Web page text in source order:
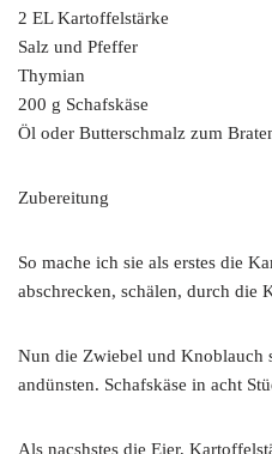
2 EL Kartoffelstärke
Salz und Pfeffer
Thymian
200 g Schafskäse
Öl oder Butterschmalz zum
Zubereitung
So mache ich sie als erstes die
abschrecken, schälen, durch die
Nun die Zwiebel und Knoblauch
andünsten. Schafskäse in acht
Als nacshstes die Eier,